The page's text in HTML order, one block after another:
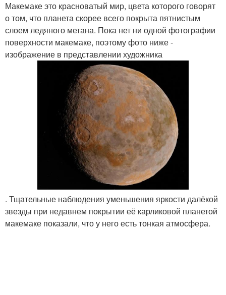
Макемаке это красноватый мир, цвета которого говорят
о том, что планета скорее всего покрыта пятнистым
слоем ледяного метана. Пока нет ни одной фотографии
поверхности макемаке, поэтому фото ниже -
изображение в представлении художника
. Тщательные наблюдения уменьшения яркости далёкой
звезды при недавнем покрытии её карликовой планетой
макемаке показали, что у него есть тонкая атмосфера.